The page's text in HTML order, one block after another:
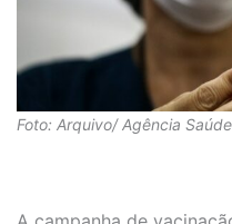
Foto: Arquivo/ Agência